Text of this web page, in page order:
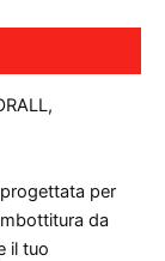
per
da
il tuo